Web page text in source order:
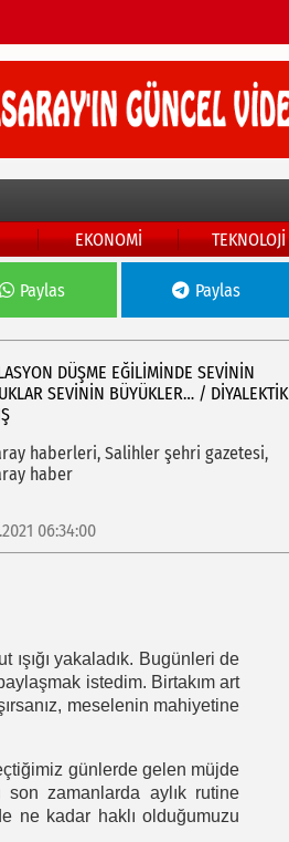
EKONOMİ TEKNOLOJİ
Paylas Paylas
DÜŞME EĞILIMINDE SEVININ
SEVININ BÜYÜKLER… / DIYALEKTIK
haberleri, Salihler şehri gazetesi,
haber
06:34:00
yakaladık. Bugünleri de
istedim. Birtakım art
meselenin mahiyetine
günlerde gelen müjde
son zamanlarda aylık rutine
ne kadar haklı olduğumuzu